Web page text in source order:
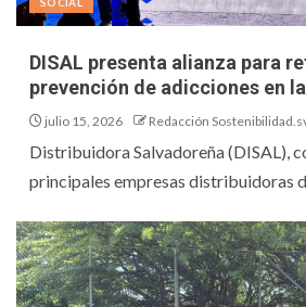
DISAL presenta alianza para
prevención de adicciones en
julio 15, 2026 Redacción
Distribuidora Salvadoreña (DISAL),
principales empresas distribuidoras